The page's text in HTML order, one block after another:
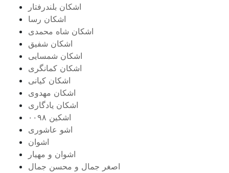
اشکان بلندرفتار
اشکان رسا
اشکان شاه محمدی
اشکان شفیق
اشکان شمسایی
اشکان‌ کمانگری
اشکان کیانی
اشکان مهدوی
اشکان یادگاری
اشکین ۰۰۹۸
اشو عاشوری
اشوان
اشوان و مهیار
اصغر جمال و محسن جمال